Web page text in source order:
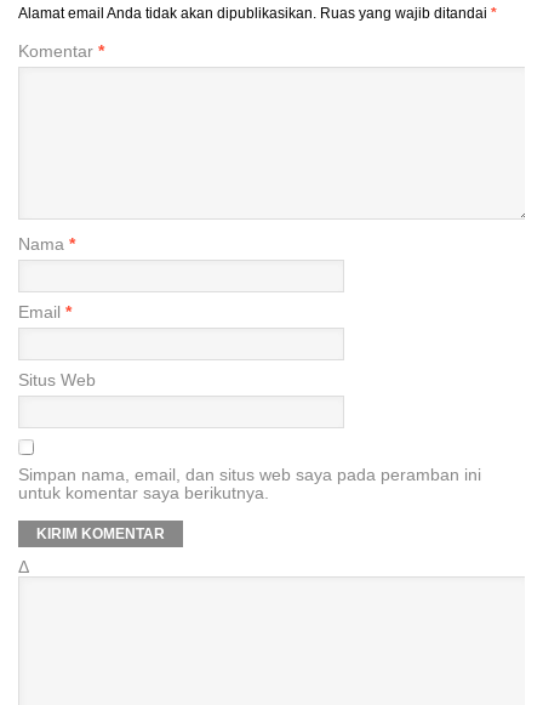
Alamat email Anda tidak akan dipublikasikan. Ruas yang wajib ditandai *
Komentar *
Nama *
Email *
Situs Web
Simpan nama, email, dan situs web saya pada peramban ini
untuk komentar saya berikutnya.
Δ